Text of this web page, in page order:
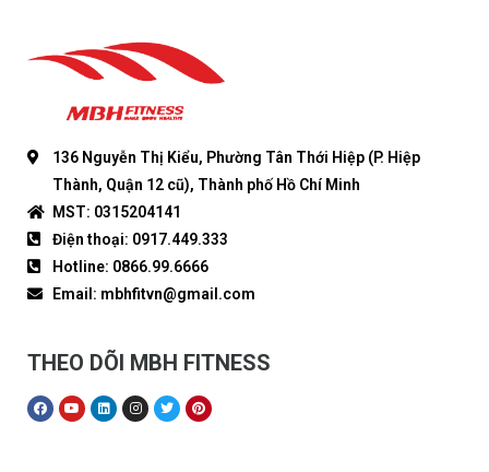
136 Nguyễn Thị Kiểu, Phường Tân Thới Hiệp (P. Hiệp
Thành, Quận 12 cũ), Thành phố Hồ Chí Minh
MST: 0315204141
Điện thoại: 0917.449.333
Hotline: 0866.99.6666
Email: mbhfitvn@gmail.com
THEO DÕI MBH FITNESS